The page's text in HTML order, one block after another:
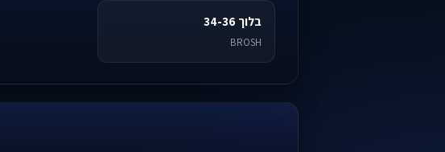
בלוך 34-36
BROSH